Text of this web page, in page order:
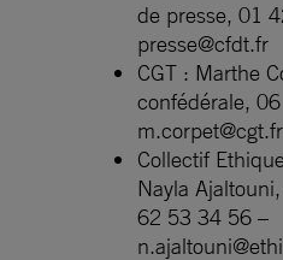
de presse, 01
presse@cfdt.fr
CGT : Marthe
confédérale,
m.corpet@cgt.fr
Collectif
Nayla
62 53 34 56 –